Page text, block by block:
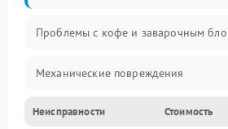
Проблемы с кофе и заварочным
Механические повреждения
Прочие неисправности
Неисправности Стоимость